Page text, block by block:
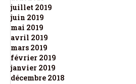
juillet 2019
juin 2019
mai 2019
avril 2019
mars 2019
février 2019
janvier 2019
décembre 2018